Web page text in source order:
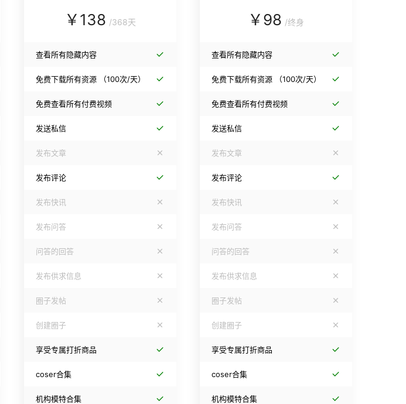
￥138 /368天
查看所有隐藏内容
免费下载所有资源 （100次/天）
免费查看所有付费视频
发送私信
发布文章
发布评论
发布快讯
发布问答
问答的回答
发布供求信息
圈子发帖
创建圈子
享受专属打折商品
coser合集
机构模特合集
￥98 /终身
查看所有隐藏内容
免费下载所有资源 （100次/天）
免费查看所有付费视频
发送私信
发布文章
发布评论
发布快讯
发布问答
问答的回答
发布供求信息
圈子发帖
创建圈子
享受专属打折商品
coser合集
机构模特合集